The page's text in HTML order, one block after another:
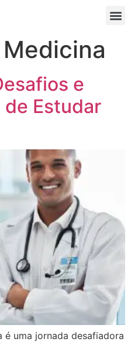
Medicina
e
de Estudar
é uma jornada desafiadora